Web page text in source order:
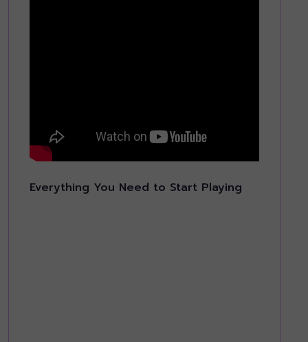
Everything You Need to Start Playing